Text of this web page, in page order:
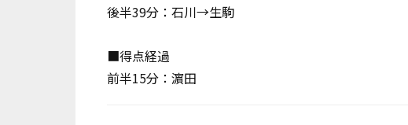
後半39分：石川→生駒
■得点経過
前半15分：濵田